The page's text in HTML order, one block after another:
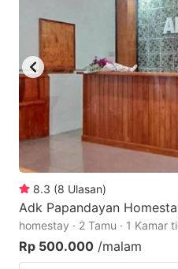
key
to
get
keyboard
shortcuts
changing
dates.
8.3 (8 Ulasan)
Adk Papandayan
homestay · 2 Tamu · 1 Kamar
Rp 500.000 /malam